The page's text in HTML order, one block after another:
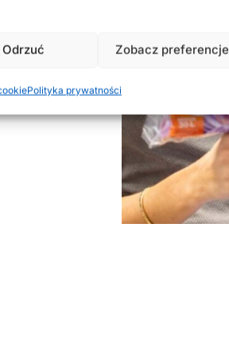
Odrzuć Zobacz preferencje
Polityka prywatności